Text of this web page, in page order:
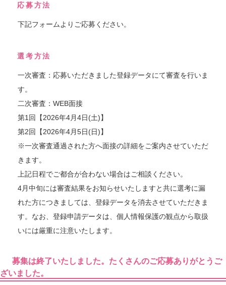
応募方法
下記フォームよりご応募ください。
選考方法
一次審査：応募いただきました登録データにて審査を行いま
す。
二次審査：WEB面接
第1回【2026年4月4日(土)】
第2回【2026年4月5日(日)】
※一次審査通過された方へ面接の詳細をご案内させていただ
きます。
上記日程でご都合が合わない場合はご相談ください。
4月中旬には審査結果をお知らせいたしますと共に選考に漏
れた方につきましては、登録データを消去させていただきま
す。なお、登録申請データは、個人情報保護の観点から取扱
いには厳重に注意いたします。
募集は終了いたしました。たくさんのご応募ありがとうご
ざいました。